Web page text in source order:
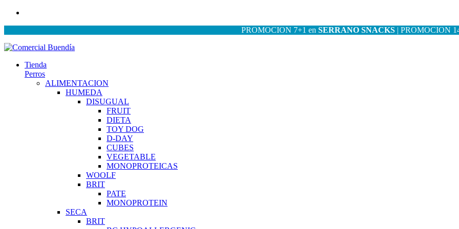
PROMOCION 7+1 en SERRANO SNACKS| PROMOCION 14+2 en
Tienda
Perros
ALIMENTACION
HUMEDA
DISUGUAL
FRUIT
DIETA
TOY DOG
D-DAY
CUBES
VEGETABLE
MONOPROTEICAS
WOOLF
BRIT
PATE
MONOPROTEIN
SECA
BRIT